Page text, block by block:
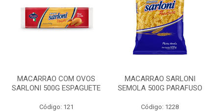
MACARRAO COM OVOS
SARLONI 500G ESPAGUETE
Código: 121
MACARRAO SARLONI
SEMOLA 500G PARAFUSO
Código: 1228